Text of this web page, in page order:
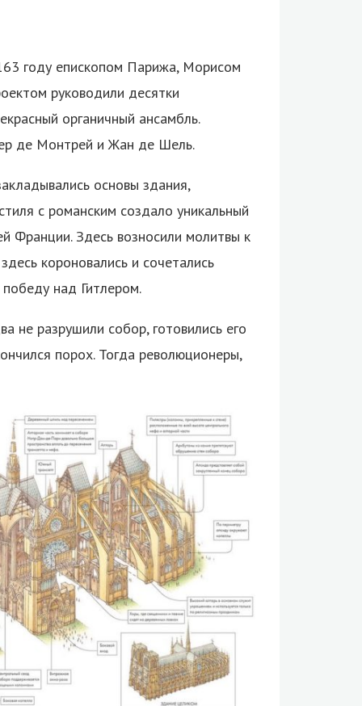
году епископом Парижа, Морисом
руководили десятки
органичный ансамбль.
де Монтрей и Жан де Шель.
основы здания,
с романским создало уникальный
Франции. Здесь возносили молитвы к
короновались и сочетались
над Гитлером.
не разрушили собор, готовились его
порох. Тогда революционеры,